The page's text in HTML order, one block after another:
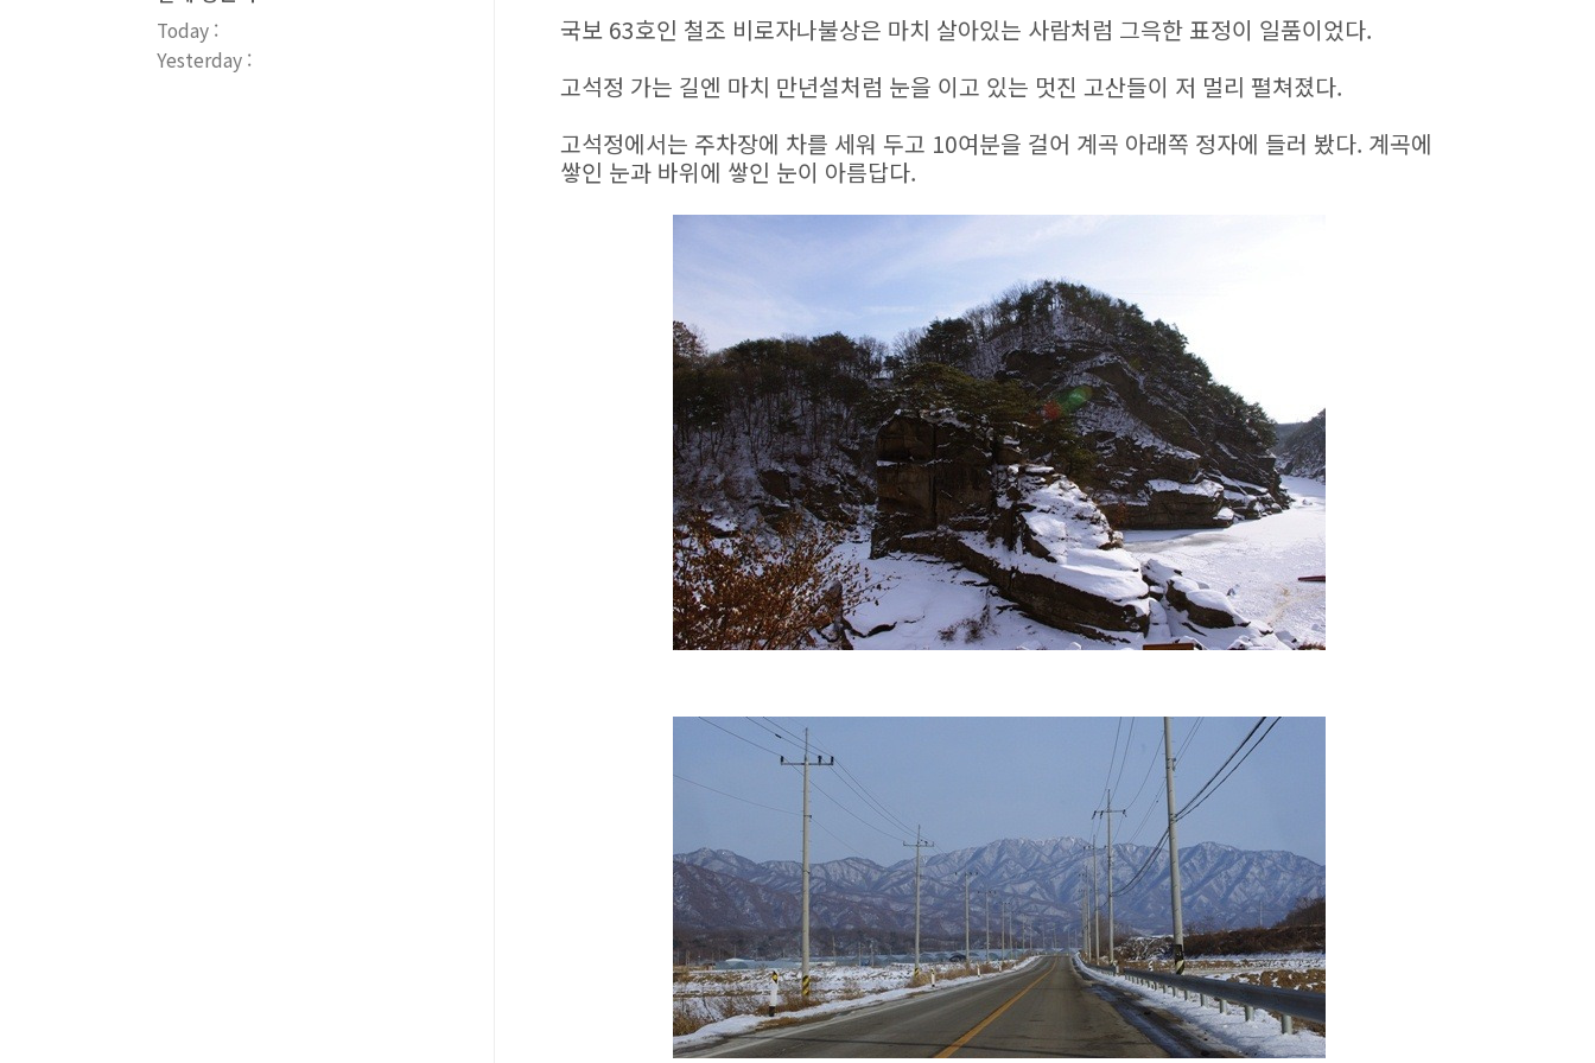
국보 63호인 철조 비로자나불상은 마치 살아있는 사람처럼 그윽한 표정이 일품이었다.
고석정 가는 길엔 마치 만년설처럼 눈을 이고 있는 멋진 고산들이 저 멀리 펼쳐졌다.
고석정에서는 주차장에 차를 세워 두고 10여분을 걸어 계곡 아래쪽 정자에 들러 봤다. 계곡에
쌓인 눈과 바위에 쌓인 눈이 아름답다.
Today :
Yesterday :